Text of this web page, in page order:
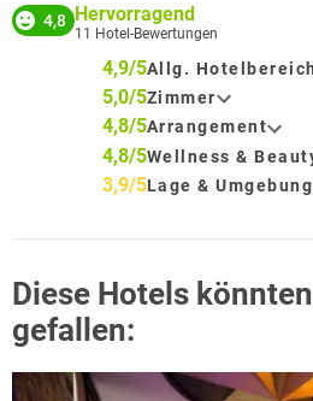
4,8 Hervorragend
11 Hotel-Bewertungen
4,9/5Allg. Hotelbereich
5,0/5Zimmer
4,8/5Arrangement
4,8/5Wellness &
3,9/5Lage & Umgebung
Diese Hotels
gefallen: